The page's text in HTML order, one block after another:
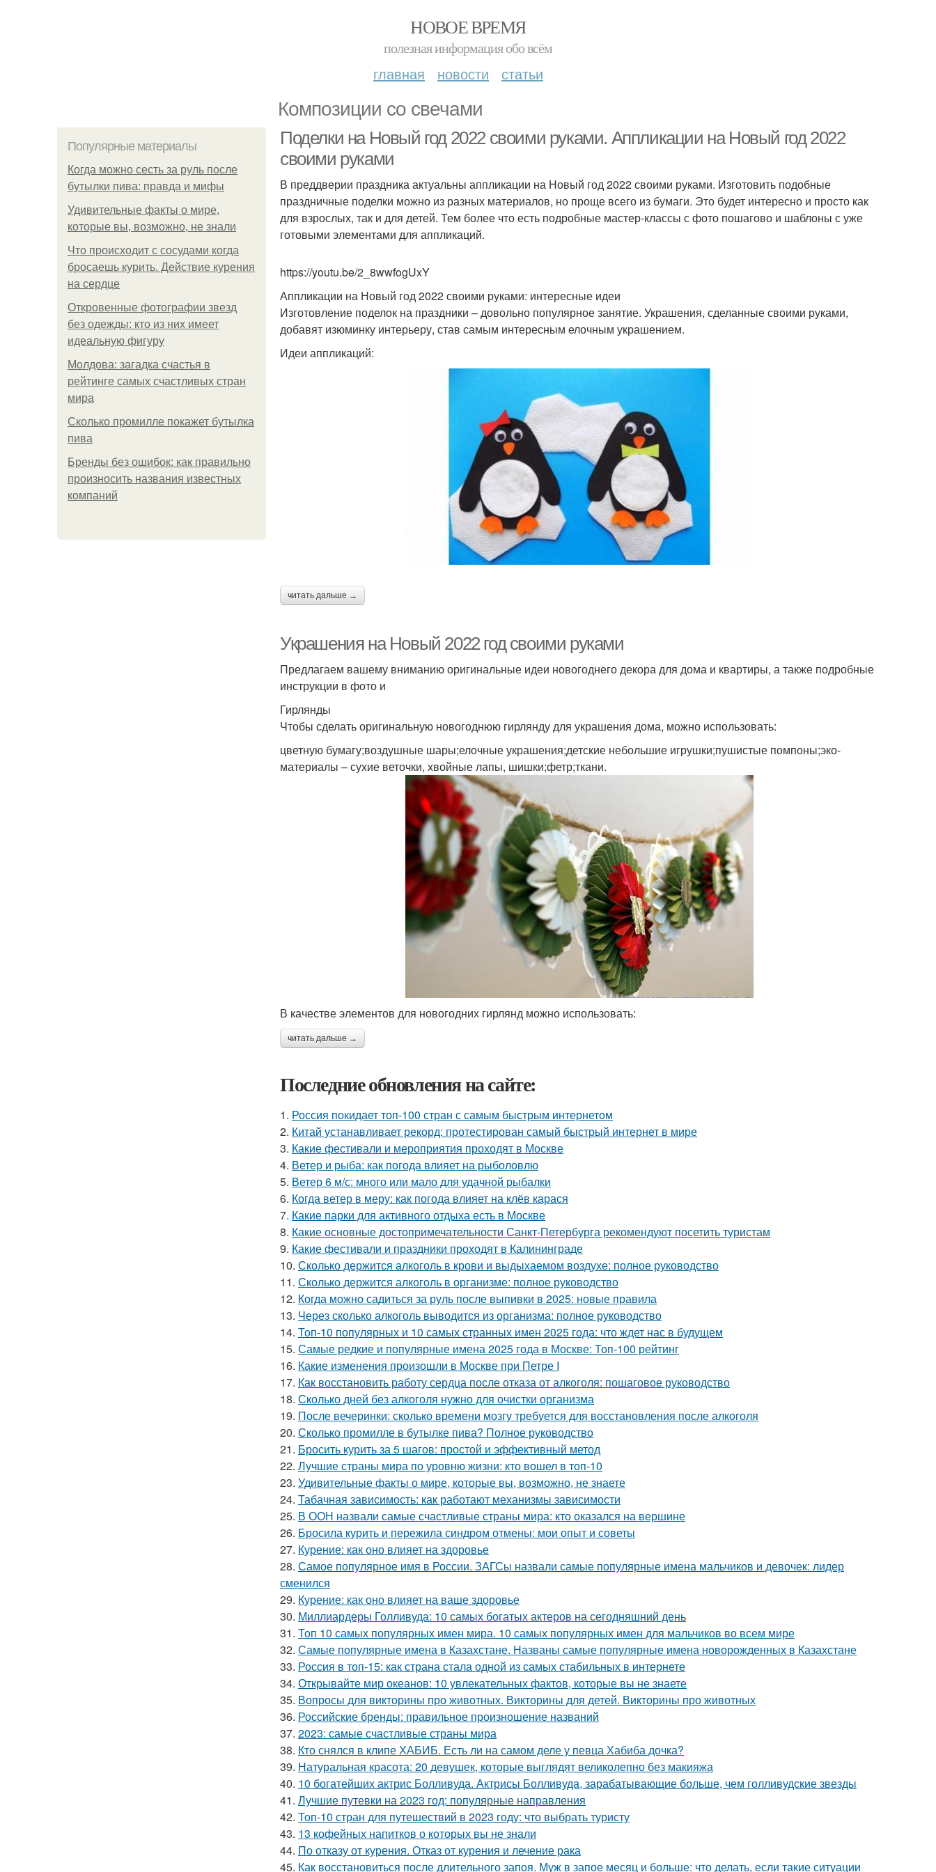
НОВОЕ ВРЕМЯ
полезная информация обо всём
главная новости статьи
Композиции со свечами
Популярные материалы
Когда можно сесть за руль после
бутылки пива: правда и мифы
Удивительные факты о мире,
которые вы, возможно, не знали
Что происходит с сосудами когда
бросаешь курить. Действие курения
на сердце
Откровенные фотографии звезд
без одежды: кто из них имеет
идеальную фигуру
Молдова: загадка счастья в
рейтинге самых счастливых стран
мира
Сколько промилле покажет бутылка
пива
Бренды без ошибок: как правильно
произносить названия известных
компаний
Поделки на Новый год 2022 своими руками. Аппликации на Новый год 2022
своими руками
В преддверии праздника актуальны аппликации на Новый год 2022 своими руками. Изготовить подобные
праздничные поделки можно из разных материалов, но проще всего из бумаги. Это будет интересно и просто как
для взрослых, так и для детей. Тем более что есть подробные мастер-классы с фото пошагово и шаблоны с уже
готовыми элементами для аппликаций.
https://youtu.be/2_8wwfogUxY
Аппликации на Новый год 2022 своими руками: интересные идеи
Изготовление поделок на праздники – довольно популярное занятие. Украшения, сделанные своими руками,
добавят изюминку интерьеру, став самым интересным елочным украшением.
Идеи аппликаций:
читать дальше →
Украшения на Новый 2022 год своими руками
Предлагаем вашему вниманию оригинальные идеи новогоднего декора для дома и квартиры, а также подробные
инструкции в фото и
Гирлянды
Чтобы сделать оригинальную новогоднюю гирлянду для украшения дома, можно использовать:
цветную бумагу;воздушные шары;елочные украшения;детские небольшие игрушки;пушистые помпоны;эко-
материалы – сухие веточки, хвойные лапы, шишки;фетр;ткани.
В качестве элементов для новогодних гирлянд можно использовать:
читать дальше →
Последние обновления на сайте:
1. Россия покидает топ-100 стран с самым быстрым интернетом
2. Китай устанавливает рекорд: протестирован самый быстрый интернет в мире
3. Какие фестивали и мероприятия проходят в Москве
4. Ветер и рыба: как погода влияет на рыболовлю
5. Ветер 6 м/с: много или мало для удачной рыбалки
6. Когда ветер в меру: как погода влияет на клёв карася
7. Какие парки для активного отдыха есть в Москве
8. Какие основные достопримечательности Санкт-Петербурга рекомендуют посетить туристам
9. Какие фестивали и праздники проходят в Калининграде
10. Сколько держится алкоголь в крови и выдыхаемом воздухе: полное руководство
11. Сколько держится алкоголь в организме: полное руководство
12. Когда можно садиться за руль после выпивки в 2025: новые правила
13. Через сколько алкоголь выводится из организма: полное руководство
14. Топ-10 популярных и 10 самых странных имен 2025 года: что ждет нас в будущем
15. Самые редкие и популярные имена 2025 года в Москве: Топ-100 рейтинг
16. Какие изменения произошли в Москве при Петре I
17. Как восстановить работу сердца после отказа от алкоголя: пошаговое руководство
18. Сколько дней без алкоголя нужно для очистки организма
19. После вечеринки: сколько времени мозгу требуется для восстановления после алкоголя
20. Сколько промилле в бутылке пива? Полное руководство
21. Бросить курить за 5 шагов: простой и эффективный метод
22. Лучшие страны мира по уровню жизни: кто вошел в топ-10
23. Удивительные факты о мире, которые вы, возможно, не знаете
24. Табачная зависимость: как работают механизмы зависимости
25. В ООН назвали самые счастливые страны мира: кто оказался на вершине
26. Бросила курить и пережила синдром отмены: мои опыт и советы
27. Курение: как оно влияет на здоровье
28. Самое популярное имя в России. ЗАГСы назвали самые популярные имена мальчиков и девочек: лидер
сменился
29. Курение: как оно влияет на ваше здоровье
30. Миллиардеры Голливуда: 10 самых богатых актеров на сегодняшний день
31. Топ 10 самых популярных имен мира. 10 самых популярных имен для мальчиков во всем мире
32. Самые популярные имена в Казахстане. Названы самые популярные имена новорожденных в Казахстане
33. Россия в топ-15: как страна стала одной из самых стабильных в интернете
34. Открывайте мир океанов: 10 увлекательных фактов, которые вы не знаете
35. Вопросы для викторины про животных. Викторины для детей. Викторины про животных
36. Российские бренды: правильное произношение названий
37. 2023: самые счастливые страны мира
38. Кто снялся в клипе ХАБИБ. Есть ли на самом деле у певца Хабиба дочка?
39. Натуральная красота: 20 девушек, которые выглядят великолепно без макияжа
40. 10 богатейших актрис Болливуда. Актрисы Болливуда, зарабатывающие больше, чем голливудские звезды
41. Лучшие путевки на 2023 год: популярные направления
42. Топ-10 стран для путешествий в 2023 году: что выбрать туристу
43. 13 кофейных напитков о которых вы не знали
44. По отказу от курения. Отказ от курения и лечение рака
45. Как восстановиться после длительного запоя. Муж в запое месяц и больше: что делать, если такие ситуации